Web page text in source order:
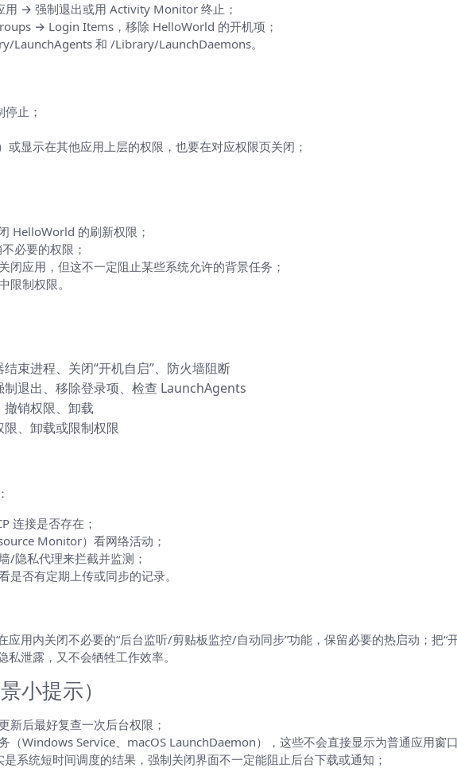
→ 强制退出或用 Activity Monitor 终止；
→ Login Items，移除 HelloWorld 的开机项；
LaunchAgents 和 /Library/LaunchDaemons。
止；
显示在其他应用上层的权限，也要在对应权限页关闭；
HelloWorld 的刷新权限；
必要的权限；
闭应用，但这不一定阻止某些系统允许的背景任务；
限制权限。
束进程、关闭“开机自启”、防火墙阻断
退出、移除登录项、检查 LaunchAgents
销权限、卸载
、卸载或限制权限
连接是否存在；
Monitor）看网络活动；
/隐私代理来拦截并监测；
否有定期上传或同步的记录。
用内关闭不必要的“后台监听/剪贴板监控/自动同步”功能，保留必要的热启动；把“
泄露，又不会牺牲工作效率。
小提示）
新后最好复查一次后台权限；
（Windows Service、macOS LaunchDaemon），这些不会直接显示为普通应用窗
是系统短时间调度的结果，强制关闭界面不一定能阻止后台下载或通知；